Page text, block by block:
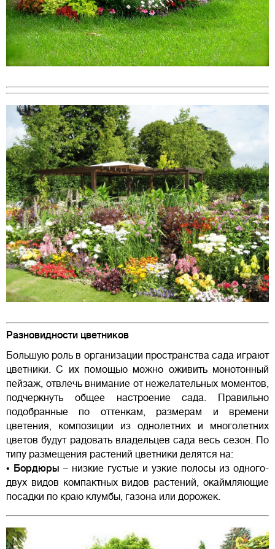
Разновидности цветников
Большую роль в организации пространства сада играют
цветники. С их помощью можно оживить монотонный
пейзаж, отвлечь внимание от нежелательных моментов,
подчеркнуть общее настроение сада. Правильно
подобранные по оттенкам, размерам и времени
цветения, композиции из однолетних и многолетних
цветов будут радовать владельцев сада весь сезон. По
типу размещения растений цветники делятся на:
• Бордюры – низкие густые и узкие полосы из одного-
двух видов компактных видов растений, окаймляющие
посадки по краю клумбы, газона или дорожек.